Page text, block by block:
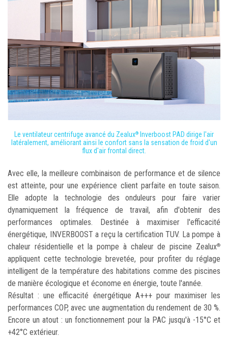
Le ventilateur centrifuge avancé du Zealux® Inverboost PAD dirige l'air
latéralement, améliorant ainsi le confort sans la sensation de froid d'un
flux d'air frontal direct.
Avec elle, la meilleure combinaison de performance et de silence
est atteinte, pour une expérience client parfaite en toute saison.
Elle adopte la technologie des onduleurs pour faire varier
dynamiquement la fréquence de travail, afin d'obtenir des
performances optimales. Destinée à maximiser l'efficacité
énergétique, INVERBOOST a reçu la certification TUV. La pompe à
chaleur résidentielle et la pompe à chaleur de piscine Zealux®
appliquent cette technologie brevetée, pour profiter du réglage
intelligent de la température des habitations comme des piscines
de manière écologique et économe en énergie, toute l'année.
Résultat : une efficacité énergétique A+++ pour maximiser les
performances COP, avec une augmentation du rendement de 30 %.
Encore un atout : un fonctionnement pour la PAC jusqu'à -15°C et
+42°C extérieur.